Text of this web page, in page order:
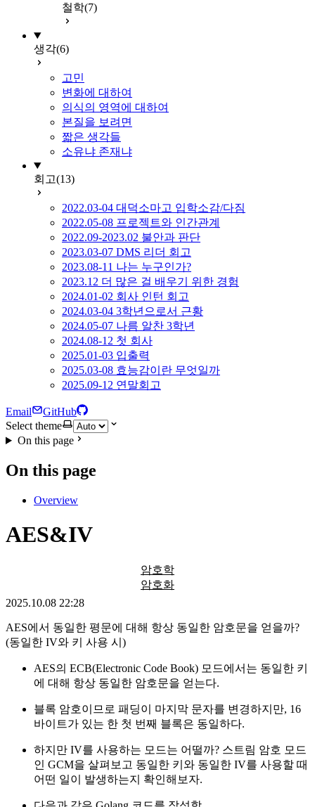
철학(7)
생각(6)
고민
변화에 대하여
의식의 영역에 대하여
본질을 보려면
짧은 생각들
소유냐 존재냐
회고(13)
2022.03-04 대덕소마고 입학소감/다짐
2022.05-08 프로젝트와 인간관계
2022.09-2023.02 불안과 판단
2023.03-07 DMS 리더 회고
2023.08-11 나는 누구인가?
2023.12 더 많은 걸 배우기 위한 경험
2024.01-02 회사 인턴 회고
2024.03-04 3학년으로서 근황
2024.05-07 나름 알찬 3학년
2024.08-12 첫 회사
2025.01-03 입출력
2025.03-08 효능감이란 무엇일까
2025.09-12 연말회고
Email
GitHub
Select theme
On this page
On this page
Overview
AES&IV
암호학
암호화
2025.10.08 22:28
AES에서 동일한 평문에 대해 항상 동일한 암호문을 얻을까?
(동일한 IV와 키 사용 시)
AES의 ECB(Electronic Code Book) 모드에서는 동일한 키
에 대해 항상 동일한 암호문을 얻는다.
블록 암호이므로 패딩이 마지막 문자를 변경하지만, 16
바이트가 있는 한 첫 번째 블록은 동일하다.
하지만 IV를 사용하는 모드는 어떨까? 스트림 암호 모드
인 GCM을 살펴보고 동일한 키와 동일한 IV를 사용할 때
어떤 일이 발생하는지 확인해보자.